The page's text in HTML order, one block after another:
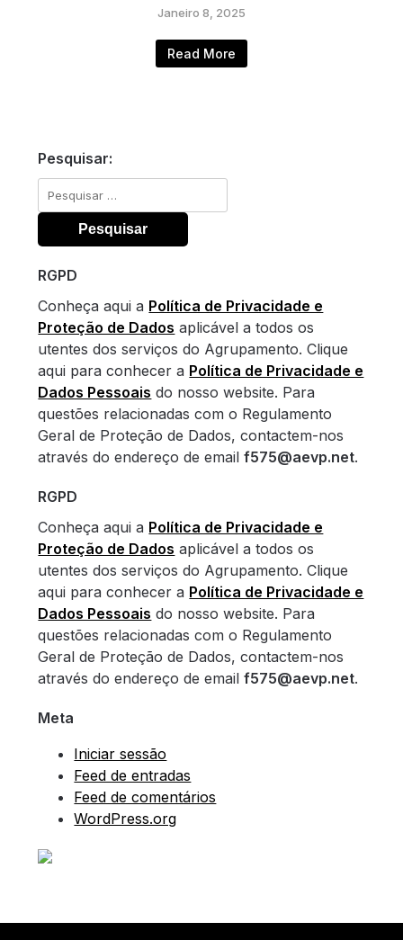
Janeiro 8, 2025
Read More
Pesquisar:
Pesquisar
por:
RGPD
Conheça aqui a Política de Privacidade e
Proteção de Dados aplicável a todos os
utentes dos serviços do Agrupamento. Clique
aqui para conhecer a Política de Privacidade e
Dados Pessoais do nosso website. Para
questões relacionadas com o Regulamento
Geral de Proteção de Dados, contactem-nos
através do endereço de emailf575@aevp.net.
RGPD
Conheça aqui a Política de Privacidade e
Proteção de Dados aplicável a todos os
utentes dos serviços do Agrupamento. Clique
aqui para conhecer a Política de Privacidade e
Dados Pessoais do nosso website. Para
questões relacionadas com o Regulamento
Geral de Proteção de Dados, contactem-nos
através do endereço de emailf575@aevp.net.
Meta
Iniciar sessão
Feed de entradas
Feed de comentários
WordPress.org